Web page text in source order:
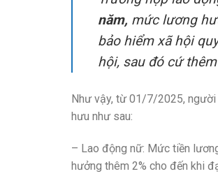
năm, mức lương
bảo hiểm xã hội
hội, sau đó cứ
Như vậy, từ 01/7/2025,
hưu như sau:
– Lao động nữ: Mức tiền
hưởng thêm 2% cho đến khi